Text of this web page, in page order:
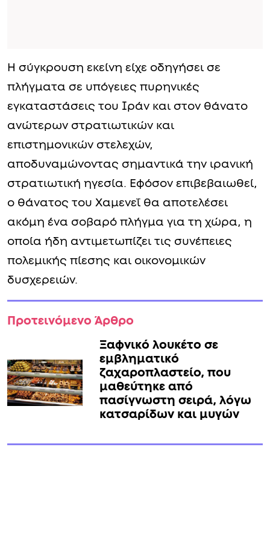
Η σύγκρουση εκείνη είχε οδηγήσει σε
πλήγματα σε υπόγειες πυρηνικές
εγκαταστάσεις του Ιράν και στον θάνατο
ανώτερων στρατιωτικών και
επιστημονικών στελεχών,
αποδυναμώνοντας σημαντικά την ιρανική
στρατιωτική ηγεσία. Εφόσον επιβεβαιωθεί,
ο θάνατος του Χαμενεΐ θα αποτελέσει
ακόμη ένα σοβαρό πλήγμα για τη χώρα, η
οποία ήδη αντιμετωπίζει τις συνέπειες
πολεμικής πίεσης και οικονομικών
δυσχερειών.
Προτεινόμενο Άρθρο
Ξαφνικό λουκέτο σε
εμβληματικό
ζαχαροπλαστείο, που
μαθεύτηκε από
πασίγνωστη σειρά, λόγω
κατσαρίδων και μυγών